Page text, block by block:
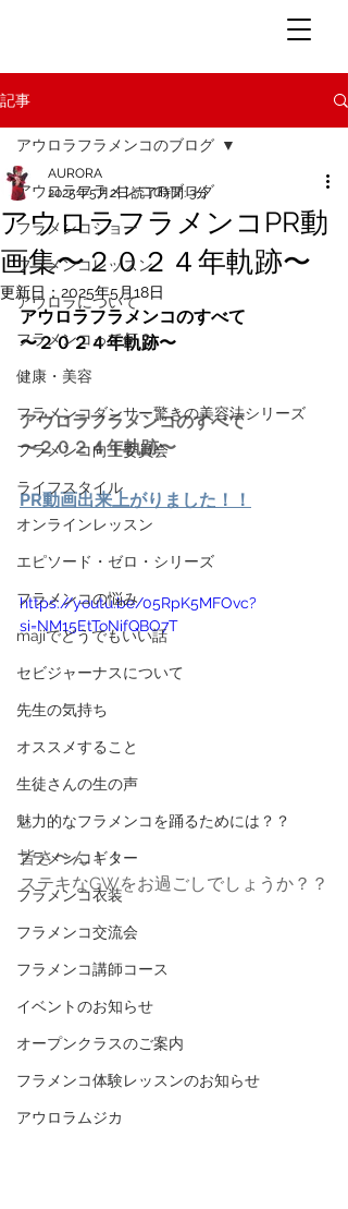
記事
アウロラフラメンコのブログ
フラメンコショー
フラメンコレッスン
アウロラについて
フラメンコって何？
健康・美容
フラメンコダンサー驚きの美容法シリーズ
フラメンコ向上委員会
ライフスタイル
オンラインレッスン
エピソード・ゼロ・シリーズ
フラメンコの悩み
majiでどうでもいい話
セビジャーナスについて
先生の気持ち
オススメすること
生徒さんの生の声
魅力的なフラメンコを踊るためには？？
フラメンコギター
フラメンコ衣装
フラメンコ交流会
フラメンコ講師コース
イベントのお知らせ
オープンクラスのご案内
フラメンコ体験レッスンのお知らせ
アウロラムジカ
アウロラフラメンコのブログ
アウロラフラメンコPR動
画集〜２０２４年軌跡〜
AURORA
2025年5月2日読了時間: 3分
更新日： 2025年5月18日
アウロラフラメンコのすべて
〜２０２４年軌跡〜
アウロラフラメンコのすべて
〜２０２４年軌跡〜
PR動画出来上がりました！！
https://youtu.be/05RpK5MFOvc?
si=NM15EtToNifQBO7T
皆さ〜ん！！
ステキなGWをお過ごしでしょうか？？